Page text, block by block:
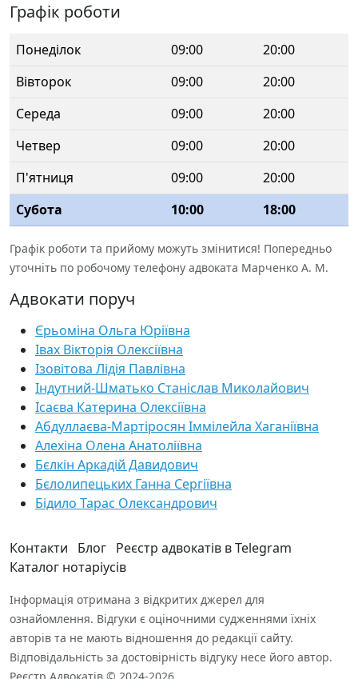
Графік роботи
Понеділок 09:00
20:00
Вівторок
09:00
20:00
Середа
09:00
20:00
Четвер
09:00
20:00
П'ятниця
09:00
20:00
Субота
10:00 18:00
Графік роботи та прийому можуть змінитися! Попередньо
уточніть по робочому телефону адвоката Марченко А. М.
Адвокати поруч
Єрьоміна Ольга Юріївна
Івах Вікторія Олексіївна
Ізовітова Лідія Павлівна
Індутний-Шматько Станіслав Миколайович
Ісаєва Катерина Олексіївна
Абдуллаєва-Мартіросян Іммілейла Хаганіївна
Алехіна Олена Анатоліївна
Бєлкін Аркадій Давидович
Бєлолипецьких Ганна Сергіївна
Бідило Тарас Олександрович
Контакти Блог Реєстр адвокатів в Telegram
Каталог нотаріусів
Інформація отримана з відкритих джерел для
ознайомлення. Відгуки є оціночними судженнями їхніх
авторів та не мають відношення до редакції сайту.
Відповідальність за достовірність відгуку несе його автор.